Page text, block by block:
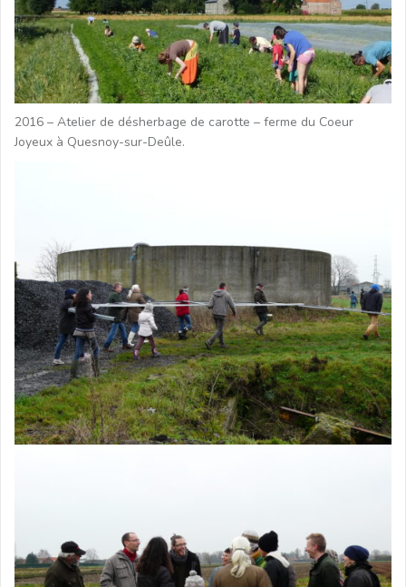
2016 – Atelier de désherbage de carotte – ferme du Coeur
Joyeux à Quesnoy-sur-Deûle.